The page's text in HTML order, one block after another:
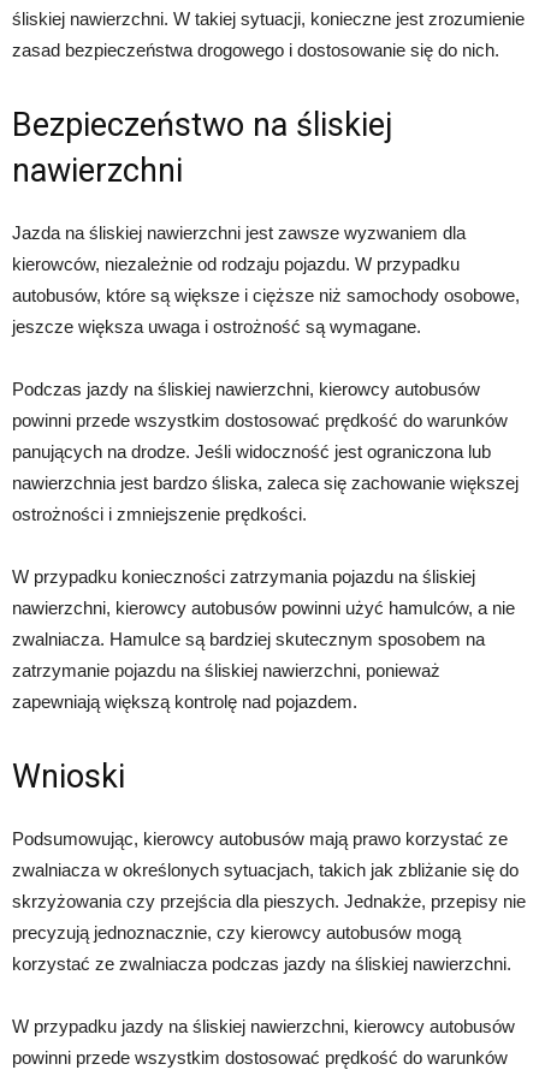
śliskiej nawierzchni. W takiej sytuacji, konieczne jest zrozumienie
zasad bezpieczeństwa drogowego i dostosowanie się do nich.
Bezpieczeństwo na śliskiej
nawierzchni
Jazda na śliskiej nawierzchni jest zawsze wyzwaniem dla
kierowców, niezależnie od rodzaju pojazdu. W przypadku
autobusów, które są większe i cięższe niż samochody osobowe,
jeszcze większa uwaga i ostrożność są wymagane.
Podczas jazdy na śliskiej nawierzchni, kierowcy autobusów
powinni przede wszystkim dostosować prędkość do warunków
panujących na drodze. Jeśli widoczność jest ograniczona lub
nawierzchnia jest bardzo śliska, zaleca się zachowanie większej
ostrożności i zmniejszenie prędkości.
W przypadku konieczności zatrzymania pojazdu na śliskiej
nawierzchni, kierowcy autobusów powinni użyć hamulców, a nie
zwalniacza. Hamulce są bardziej skutecznym sposobem na
zatrzymanie pojazdu na śliskiej nawierzchni, ponieważ
zapewniają większą kontrolę nad pojazdem.
Wnioski
Podsumowując, kierowcy autobusów mają prawo korzystać ze
zwalniacza w określonych sytuacjach, takich jak zbliżanie się do
skrzyżowania czy przejścia dla pieszych. Jednakże, przepisy nie
precyzują jednoznacznie, czy kierowcy autobusów mogą
korzystać ze zwalniacza podczas jazdy na śliskiej nawierzchni.
W przypadku jazdy na śliskiej nawierzchni, kierowcy autobusów
powinni przede wszystkim dostosować prędkość do warunków